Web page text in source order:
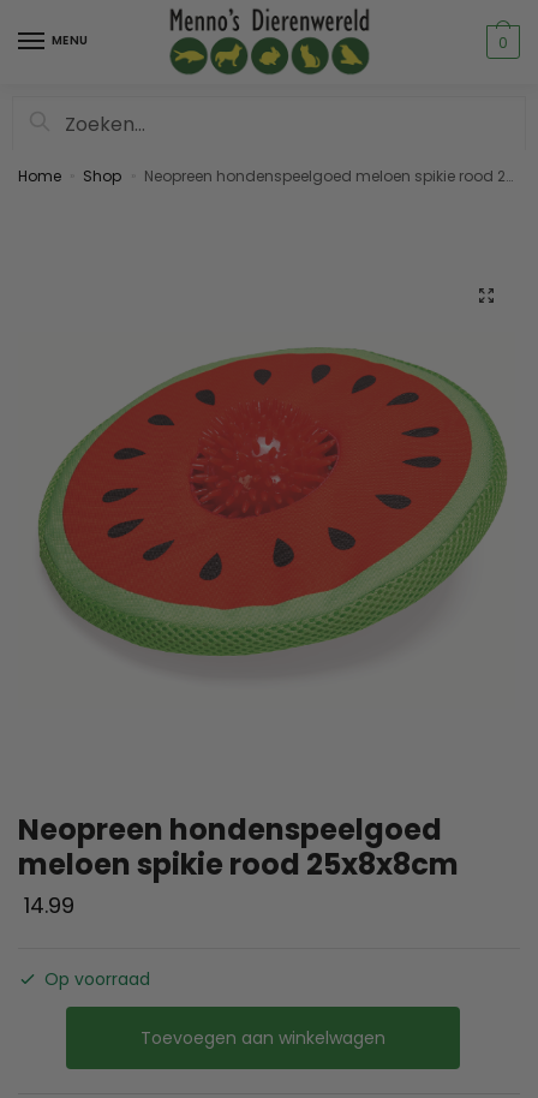
MENU 0
Home Shop Neopreen hondenspeelgoed meloen spikie rood 25x8x8cm
Neopreen hondenspeelgoed
meloen spikie rood 25x8x8cm
14.99
Op voorraad
Toevoegen aan winkelwagen